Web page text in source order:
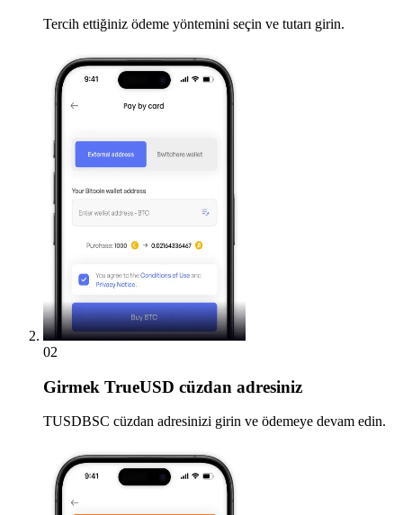
Tercih ettiğiniz ödeme yöntemini seçin ve tutarı girin.
02
Girmek TrueUSD cüzdan adresiniz
TUSDBSC cüzdan adresinizi girin ve ödemeye devam edin.